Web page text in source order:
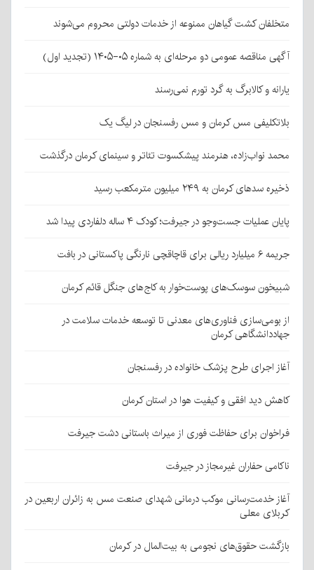
متخلفان کشت گیاهان ممنوعه از خدمات دولتی محروم می‌شوند
آگهی مناقصه عمومی دو مرحله‌ای به شماره ۰۵-۱۴۰۵ (تجدید اول)
یارانه و کالابرگ به گرد تورم نمی‌رسند
بلاتکلیفی مس کرمان و مس رفسنجان در لیگ یک
محمد نواب‌زاده، هنرمند پیشکسوت تئاتر و سینمای کرمان درگذشت
ذخیره سدهای کرمان به ۲۴۹ میلیون مترمکعب رسید
پایان عملیات جست‌وجو در جیرفت؛ کودک ۴ ساله دلفاردی پیدا شد
جریمه ۶ میلیارد ریالی برای قاچاقچی نارنگی پاکستانی در بافت
شبیخون سوسک‌های پوست‌خوار به کاج‌های جنگل قائم کرمان
از بومی‌سازی فناوری‌های معدنی تا توسعه خدمات سلامت در
جهاددانشگاهی کرمان
آغاز اجرای طرح پزشک خانواده در رفسنجان
کاهش دید افقی و کیفیت هوا در استان کرمان
فراخوان برای حفاظت فوری از میراث باستانی دشت جیرفت
ناکامی حفاران غیرمجاز در جیرفت
آغاز خدمت‌رسانی موکب درمانی شهدای صنعت مس به زائران اربعین در
کربلای معلی
بازگشت حقوق‌های نجومی به بیت‌المال در کرمان